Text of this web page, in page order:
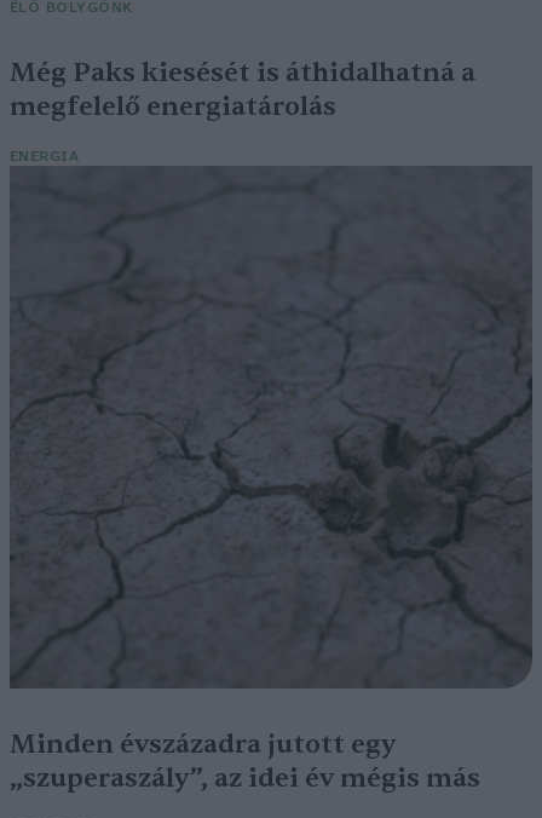
ÉLŐ BOLYGÓNK
Még Paks kiesését is áthidalhatná a
megfelelő energiatárolás
ENERGIA
Minden évszázadra jutott egy
„szuperaszály”, az idei év mégis más